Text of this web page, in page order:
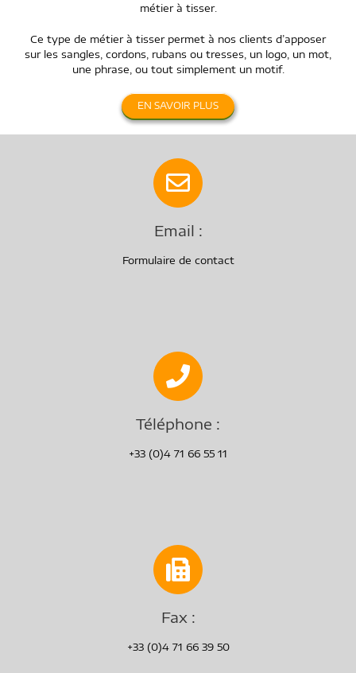
métier à tisser.
Ce type de métier à tisser permet à nos clients d’apposer
sur les sangles, cordons, rubans ou tresses, un logo, un mot,
une phrase, ou tout simplement un motif.
EN SAVOIR PLUS
Email :
Formulaire de contact
Téléphone :
+33 (0)4 71 66 55 11
Fax :
+33 (0)4 71 66 39 50